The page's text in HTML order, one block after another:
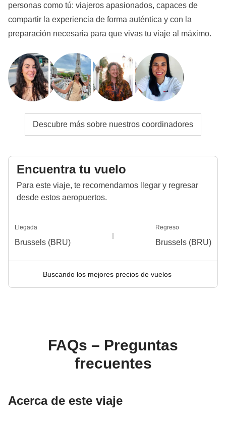
personas como tú: viajeros apasionados, capaces de
compartir la experiencia de forma auténtica y con la
preparación necesaria para que vivas tu viaje al máximo.
Descubre más sobre nuestros coordinadores
Encuentra tu vuelo
Para este viaje, te recomendamos llegar y regresar
desde estos aeropuertos.
Llegada
Brussels (BRU)
Regreso
Brussels (BRU)
Buscando los mejores precios de vuelos
FAQs – Preguntas
frecuentes
Acerca de este viaje